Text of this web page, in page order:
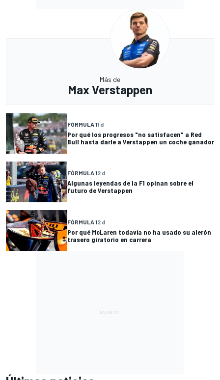
Más de
Max Verstappen
FÓRMULA 11 d
Por qué los progresos "no satisfacen" a Red
Bull hasta darle a Verstappen un coche ganador
FÓRMULA 12 d
Algunas leyendas de la F1 opinan sobre el
futuro de Verstappen
FÓRMULA 12 d
Por qué McLaren todavía no ha usado su alerón
trasero giratorio en carrera